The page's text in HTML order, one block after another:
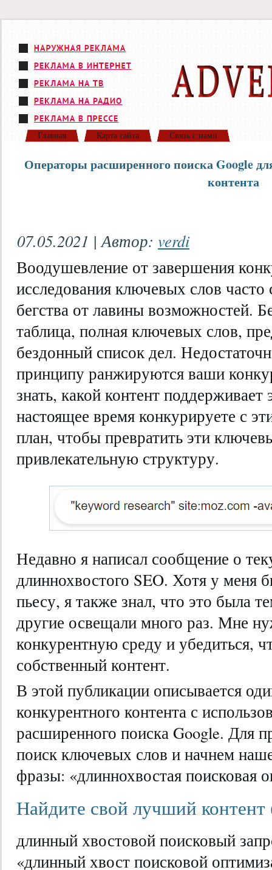
Главная Карта сайта Связь с нами
Операторы расширенного поиска Google
контента
07.05.2021 | Автор: verdi
Воодушевление от завершения
исследования ключевых слов часто
бегства от лавины возможностей.
таблица, полная ключевых слов,
бездонный список дел.
принципу ранжируются ваши
знать, какой контент
настоящее время конкурируете с
план, чтобы превратить эти
привлекательную структуру.
Недавно я написал сообщение о
длиннохвостого SEO. Хотя у меня
пьесу, я также знал, что это была
другие освещали много раз. Мне
конкурентную среду и убедиться,
собственный контент.
В этой публикации описывается
конкурентного контента с
расширенного поиска Google. Для
поиск ключевых слов и начнем
фразы: «длиннохвостая поисковая
Найдите свой лучший контент
длинный хвостовой поисковый
«длинный хвост поисковой